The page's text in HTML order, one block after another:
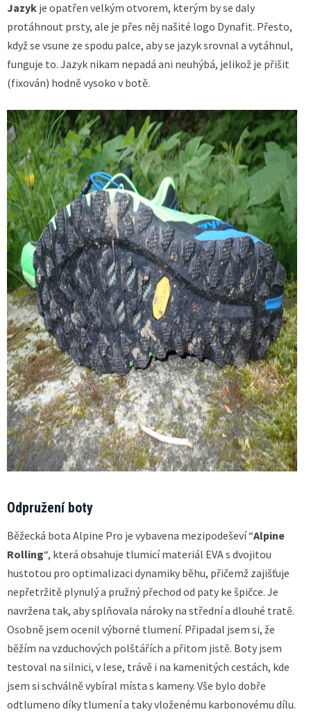
Jazyk je opatřen velkým otvorem, kterým by se daly
protáhnout prsty, ale je přes něj našité logo Dynafit. Přesto,
když se vsune ze spodu palce, aby se jazyk srovnal a vytáhnul,
funguje to. Jazyk nikam nepadá ani neuhýbá, jelikož je přišit
(fixován) hodně vysoko v botě.
Odpružení boty
Běžecká bota Alpine Pro je vybavena mezipodeševí “Alpine
Rolling“, která obsahuje tlumicí materiál EVA s dvojitou
hustotou pro optimalizaci dynamiky běhu, přičemž zajišťuje
nepřetržitě plynulý a pružný přechod od paty ke špičce. Je
navržena tak, aby splňovala nároky na střední a dlouhé tratě.
Osobně jsem ocenil výborné tlumení. Připadal jsem si, že
běžím na vzduchových polštářích a přitom jistě. Boty jsem
testoval na silnici, v lese, trávě i na kamenitých cestách, kde
jsem si schválně vybíral místa s kameny. Vše bylo dobře
odtlumeno díky tlumení a taky vloženému karbonovému dílu.